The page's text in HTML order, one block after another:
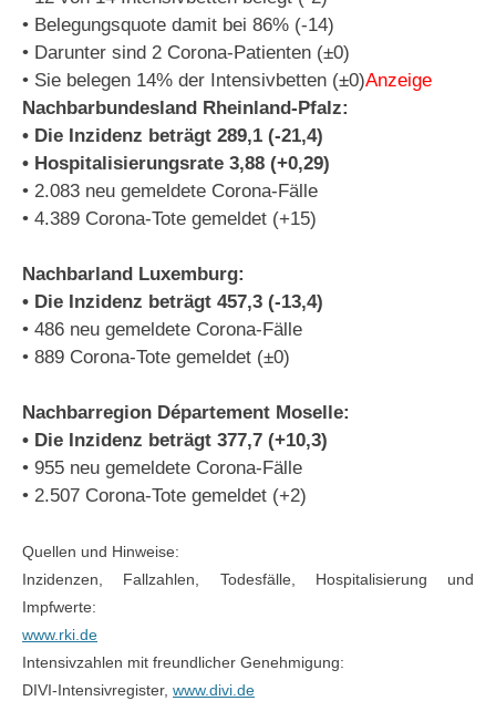
• Belegungsquote damit bei 86% (-14)
• Darunter sind 2 Corona-Patienten (±0)
• Sie belegen 14% der Intensivbetten (±0)Anzeige
Nachbarbundesland Rheinland-Pfalz:
• Die Inzidenz beträgt 289,1 (-21,4)
• Hospitalisierungsrate 3,88 (+0,29)
• 2.083 neu gemeldete Corona-Fälle
• 4.389 Corona-Tote gemeldet (+15)
Nachbarland Luxemburg:
• Die Inzidenz beträgt 457,3 (-13,4)
• 486 neu gemeldete Corona-Fälle
• 889 Corona-Tote gemeldet (±0)
Nachbarregion Département Moselle:
• Die Inzidenz beträgt 377,7 (+10,3)
• 955 neu gemeldete Corona-Fälle
• 2.507 Corona-Tote gemeldet (+2)
Quellen und Hinweise:
Inzidenzen, Fallzahlen, Todesfälle, Hospitalisierung und
Impfwerte:
www.rki.de
Intensivzahlen mit freundlicher Genehmigung:
DIVI-Intensivregister, www.divi.de